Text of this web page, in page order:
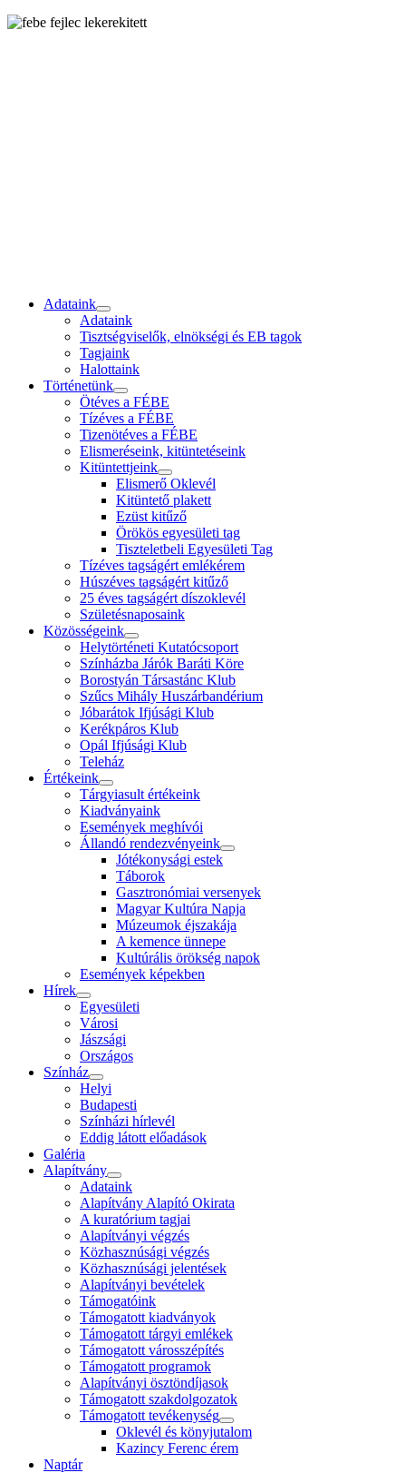
Adataink
Adataink
Tisztségviselők, elnökségi és EB tagok
Tagjaink
Halottaink
Történetünk
Ötéves a FÉBE
Tízéves a FÉBE
Tizenötéves a FÉBE
Elismeréseink, kitüntetéseink
Kitüntettjeink
Elismerő Oklevél
Kitüntető plakett
Ezüst kitűző
Örökös egyesületi tag
Tiszteletbeli Egyesületi Tag
Tízéves tagságért emlékérem
Húszéves tagságért kitűző
25 éves tagságért díszoklevél
Születésnaposaink
Közösségeink
Helytörténeti Kutatócsoport
Színházba Járók Baráti Köre
Borostyán Társastánc Klub
Szűcs Mihály Huszárbandérium
Jóbarátok Ifjúsági Klub
Kerékpáros Klub
Opál Ifjúsági Klub
Teleház
Értékeink
Tárgyiasult értékeink
Kiadványaink
Események meghívói
Állandó rendezvényeink
Jótékonysági estek
Táborok
Gasztronómiai versenyek
Magyar Kultúra Napja
Múzeumok éjszakája
A kemence ünnepe
Kultúrális örökség napok
Események képekben
Hírek
Egyesületi
Városi
Jászsági
Országos
Színház
Helyi
Budapesti
Színházi hírlevél
Eddig látott előadások
Galéria
Alapítvány
Adataink
Alapítvány Alapító Okirata
A kuratórium tagjai
Alapítványi végzés
Közhasznúsági végzés
Közhasznúsági jelentések
Alapítványi bevételek
Támogatóink
Támogatott kiadványok
Támogatott tárgyi emlékek
Támogatott városszépítés
Támogatott programok
Alapítványi ösztöndíjasok
Támogatott szakdolgozatok
Támogatott tevékenység
Oklevél és könyjutalom
Kazincy Ferenc érem
Naptár